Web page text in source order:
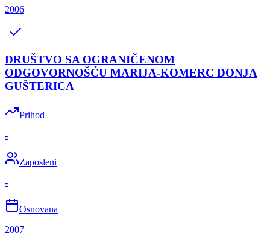
2006
DRUŠTVO SA OGRANIČENOM
ODGOVORNOŠĆU MARIJA-KOMERC DONJA
GUŠTERICA
Prihod
-
Zaposleni
-
Osnovana
2007